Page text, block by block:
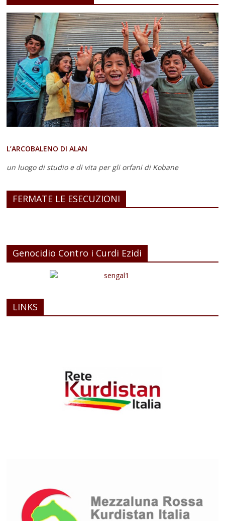
L’ARCOBALENO DI ALAN
un luogo di studio e di vita per gli orfani di Kobane
FERMATE LE ESECUZIONI
Genocidio Contro i Curdi Ezidi
LINKS